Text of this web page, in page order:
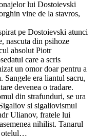
lui Dostoievski
vine de la stavros,
pe Dostoievski atunci
nascuta din psihoze
absolut Piotr
care a scris
un omor doar pentru a
Sangele era liantul sacru,
devenea o tradare.
din strafunduri, se ura
si sigaliovismul
Ulianov, fratele lui
nihilist. Tanarul
otelul…